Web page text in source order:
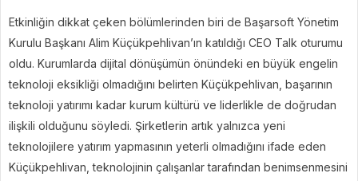
Etkinliğin dikkat çeken bölümlerinden biri de Başarsoft Yönetim
Kurulu Başkanı Alim Küçükpehlivan’ın katıldığı CEO Talk oturumu
oldu. Kurumlarda dijital dönüşümün önündeki en büyük engelin
teknoloji eksikliği olmadığını belirten Küçükpehlivan, başarının
teknoloji yatırımı kadar kurum kültürü ve liderlikle de doğrudan
ilişkili olduğunu söyledi. Şirketlerin artık yalnızca yeni
teknolojilere yatırım yapmasının yeterli olmadığını ifade eden
Küçükpehlivan, teknolojinin çalışanlar tarafından benimsenmesini